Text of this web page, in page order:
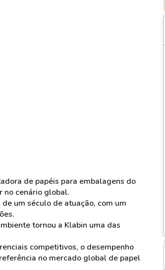
de papéis para embalagens do
no cenário global.
um século de atuação, com um
tornou a Klabin uma das
competitivos, o desempenho
no mercado global de papel